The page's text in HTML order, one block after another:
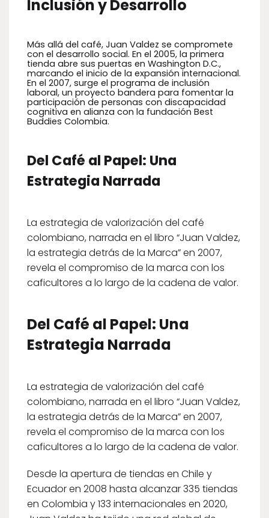
Inclusión y Desarrollo
Más allá del café, Juan Valdez se compromete
con el desarrollo social. En el 2005, la primera
tienda abre sus puertas en Washington D.C.,
marcando el inicio de la expansión internacional.
En el 2007, surge el programa de inclusión
laboral, un proyecto bandera para fomentar la
participación de personas con discapacidad
cognitiva en alianza con la fundación Best
Buddies Colombia.
Del Café al Papel: Una
Estrategia Narrada
La estrategia de valorización del café
colombiano, narrada en el libro “Juan Valdez,
la estrategia detrás de la Marca” en 2007,
revela el compromiso de la marca con los
caficultores a lo largo de la cadena de valor.
Del Café al Papel: Una
Estrategia Narrada
La estrategia de valorización del café
colombiano, narrada en el libro “Juan Valdez,
la estrategia detrás de la Marca” en 2007,
revela el compromiso de la marca con los
caficultores a lo largo de la cadena de valor.
Desde la apertura de tiendas en Chile y
Ecuador en 2008 hasta alcanzar 335 tiendas
en Colombia y 133 internacionales en 2020,